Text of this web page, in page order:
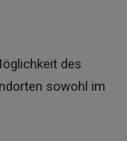
des
sowohl im